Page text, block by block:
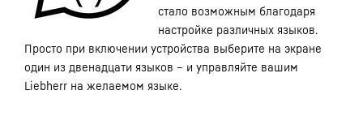
стало возможным благодаря
настройке различных языков.
Просто при включении устройства выберите на экране
один из двенадцати языков – и управляйте вашим
Liebherr на желаемом языке.